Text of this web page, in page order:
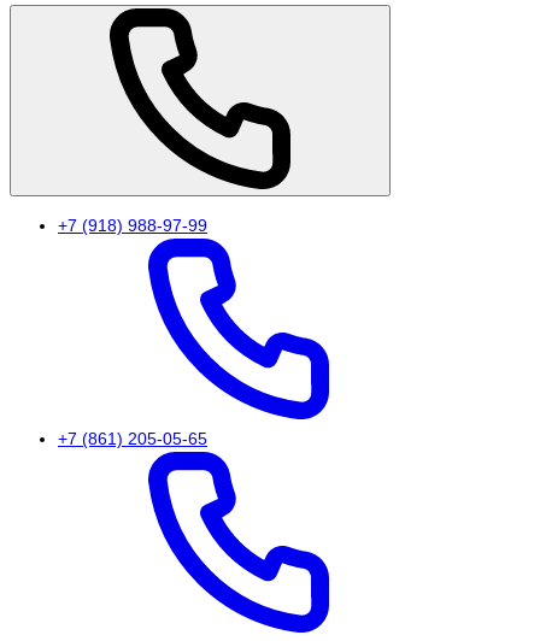
+7 (918) 988-97-99
+7 (861) 205-05-65